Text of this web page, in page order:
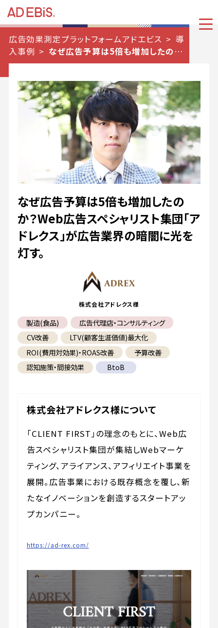
広告効果測定プラットフォームアドエビス
導
入事例
なぜ広告予算は5倍も増加したのか？
Web広告スペシャリスト集団「アドレクス」が広
告業界の暗闇に光を灯す。
なぜ広告予算は5倍も増加したの
か？Web広告スペシャリスト集団「ア
ドレクス」が広告業界の暗闇に光を
灯す。
株式会社アドレクス様
製造(食品)
広告代理店・コンサルティング
CV改善
LTV(顧客生涯価値)最大化
ROI(費用対効果)・ROAS改善
予算改善
認知施策・間接効果
BtoB
株式会社アドレクス様について
「CLIENT FIRST」の理念のもとに、Web広
告スペシャリスト集団が集結しWebマーケ
ティング、アライアンス、アフィリエイト事業を
展開。広告事業における既存概念を覆し、新
たなイノベーションを創造するスタートアッ
プカンパニー。
https://ad-rex.com/